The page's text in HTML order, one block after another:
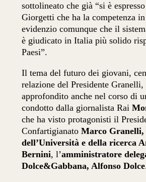
sottolineato che già “si è
Giorgetti che ha la competenza
evidenzio comunque che il
è giudicato in Italia più solido
Paesi”.
Il tema del futuro dei giovani,
relazione del Presidente Granelli,
approfondito anche nel corso di
condotto dalla giornalista Rai
che ha visto protagonisti il
Confartigianato Marco Granelli,
dell’Università e della ricerca
Bernini, l’amministratore
Dolce&Gabbana, Alfonso Dolce